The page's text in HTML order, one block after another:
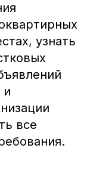
узнать
и
все